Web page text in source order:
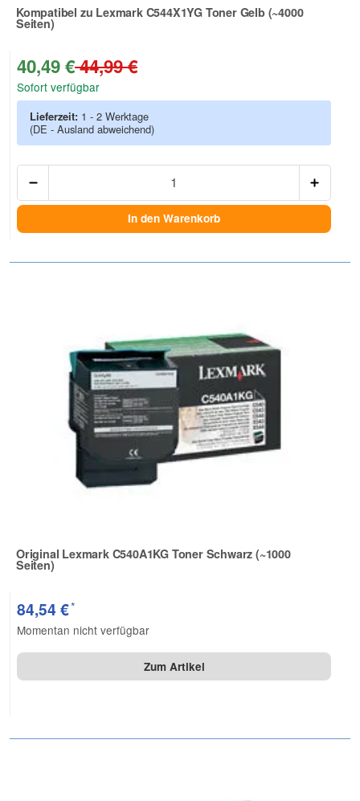
Kompatibel zu Lexmark C544X1YG Toner Gelb (~4000
Seiten)
Zur Artikelbewertung
40,49 €44,99 €
Sofort verfügbar
Lieferzeit: 1 - 2 Werktage
(DE - Ausland abweichend)
In den Warenkorb
Original Lexmark C540A1KG Toner Schwarz (~1000
Seiten)
Zur Artikelbewertung
84,54 €*
Momentan nicht verfügbar
Zum Artikel